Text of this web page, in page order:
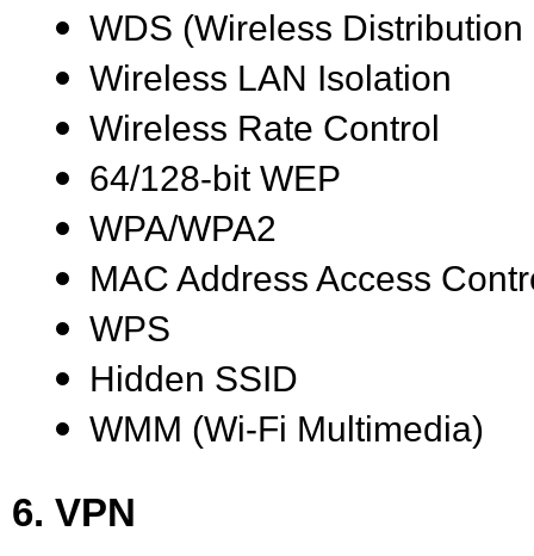
WDS (Wireless Distribution
Wireless LAN Isolation
Wireless Rate Control
64/128-bit WEP
WPA/WPA2
MAC Address Access
WPS
Hidden SSID
WMM (Wi-Fi Multimedia)
6. VPN